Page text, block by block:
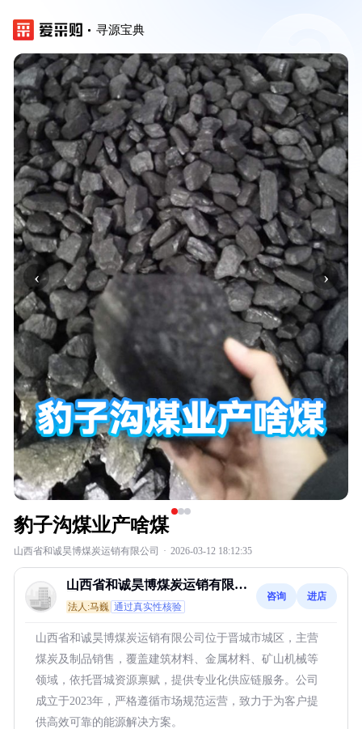
寻源宝典
‹ ›
豹子沟煤业产啥煤
山西省和诚昊博煤炭运销有限公司 · 2026-03-12 18:12:35
山西省和诚昊博煤炭运销有限公
司
法人:马巍 通过真实性核验
咨询 进店
山西省和诚昊博煤炭运销有限公司位于晋城市城区，主营
煤炭及制品销售，覆盖建筑材料、金属材料、矿山机械等
领域，依托晋城资源禀赋，提供专业化供应链服务。公司
成立于2023年，严格遵循市场规范运营，致力于为客户提
供高效可靠的能源解决方案。